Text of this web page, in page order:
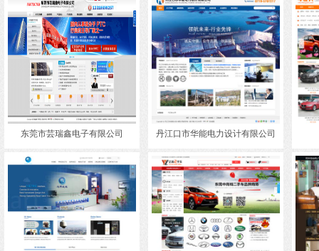
东莞市芸瑞鑫电子有限公司 丹江口市华能电力设计有限公司